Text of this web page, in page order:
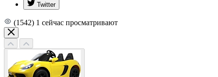
Twitter
(1542) 1 сейчас просматривают